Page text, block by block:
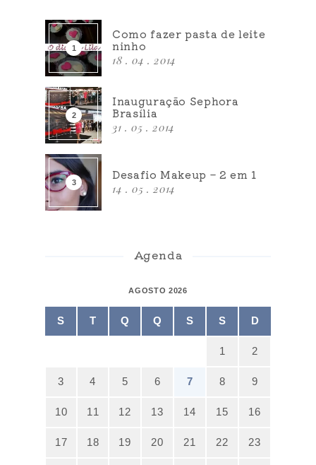
Como fazer pasta de leite
ninho
18 . 04 . 2014
Inauguração Sephora
Brasília
31 . 05 . 2014
Desafio Makeup – 2 em 1
14 . 05 . 2014
Agenda
AGOSTO 2026
S T Q Q S S D
1 2
3 4 5 6 7 8 9
10 11 12 13 14 15 16
17 18 19 20 21 22 23